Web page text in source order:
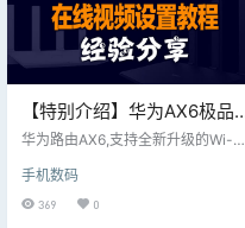
【特别介绍】华为AX6极品
路由器，全所未有的无线
华为路由AX6,支持全新升级的Wi-Fi
8 颗信号放大器； 信号穿墙更轻松,
覆盖更全面,同时配有儿童关怀功能,
手机数码
369 0